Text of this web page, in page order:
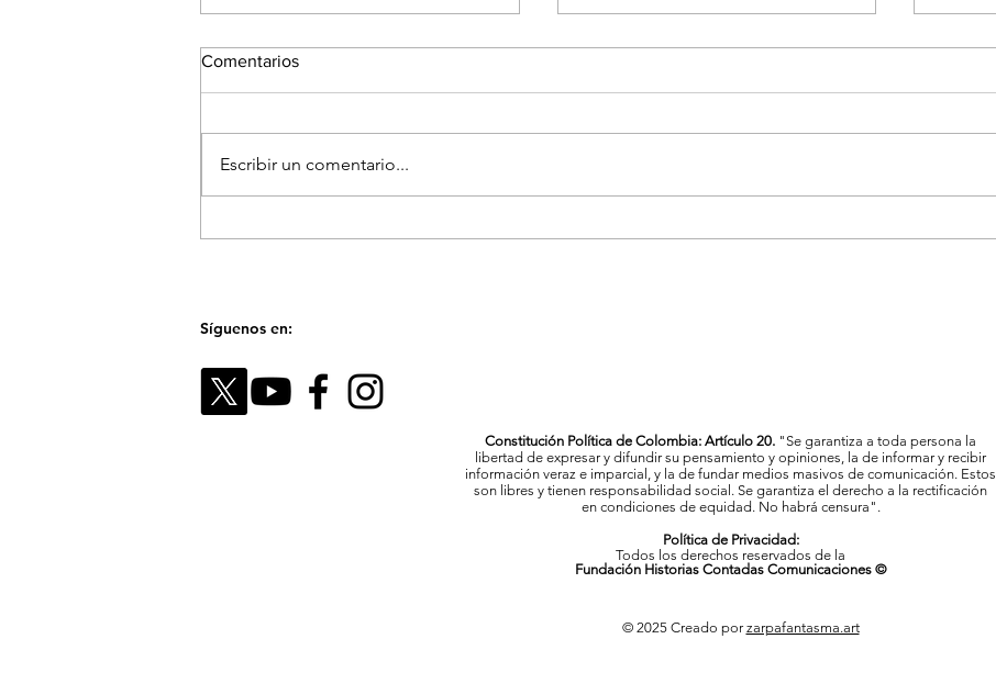
Comentarios
Escribir un comentario...
Síguenos en:
Constitución Política de Colombia: Artículo 20. "Se garantiza a toda persona la
libertad de expresar y difundir su pensamiento y opiniones, la de informar y recibir
información veraz e imparcial, y la de fundar medios masivos de comunicación. Estos
son libres y tienen responsabilidad social. Se garantiza el derecho a la rectificación
en condiciones de equidad. No habrá censura".
Política de Privacidad:
Todos los derechos reservados de la
Fundación Historias Contadas Comunicaciones ©
© 2025 Creado porzarpafantasma.art